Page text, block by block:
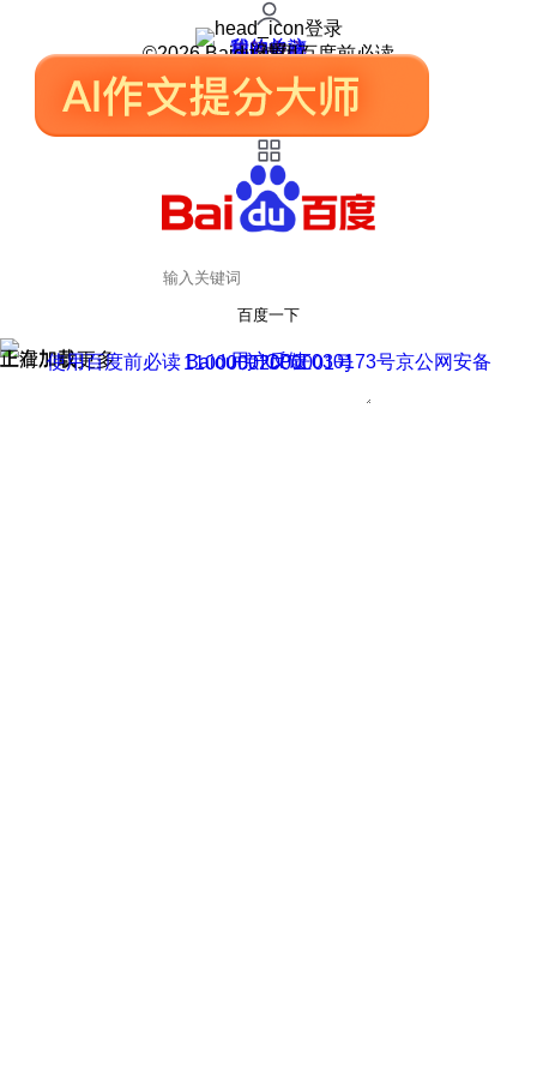
登录
我的关注
我的收藏
皮肤中心
用户反馈
设置
©2026 Baidu 使用百度前必读
百度一下
正在加载
上滑加载更多 用户反馈
使用百度前必读 Baidu 京ICP证030173号
京公网安备11000002000001号